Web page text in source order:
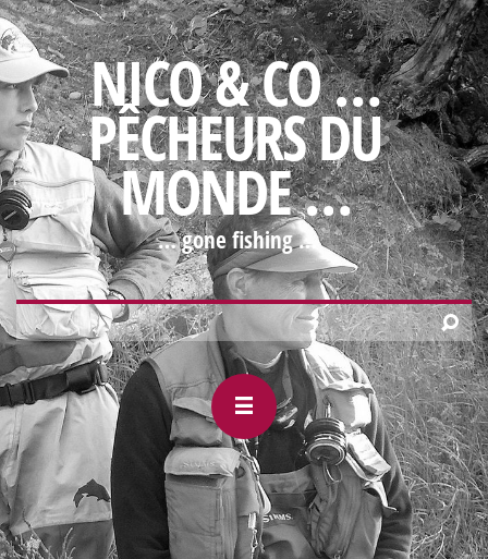
NICO & CO …
PÊCHEURS DU
MONDE …
… gone fishing …